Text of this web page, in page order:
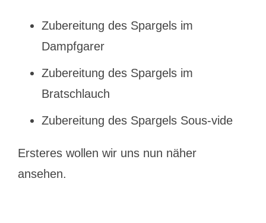
Zubereitung des Spargels im
Dampfgarer
Zubereitung des Spargels im
Bratschlauch
Zubereitung des Spargels Sous-vide
Ersteres wollen wir uns nun näher
ansehen.